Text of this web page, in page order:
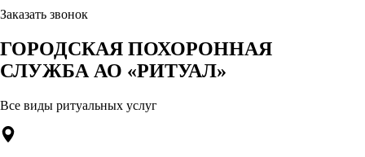
Заказать звонок
ГОРОДСКАЯ ПОХОРОННАЯ
СЛУЖБА АО «РИТУАЛ»
Все виды ритуальных услуг